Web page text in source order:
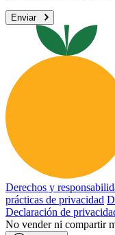
Enviar
Derechos y
prácticas de privacidad
Declaración de
No vender ni compartir